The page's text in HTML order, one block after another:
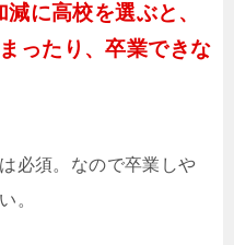
減に高校を選ぶと、
ったり、卒業できな
必須。なので卒業しや
。